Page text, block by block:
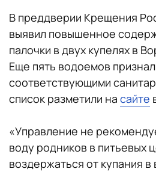
В преддверии Крещения
выявил повышенное
палочки в двух купелях в
Еще пять водоемов
соответствующими
список разметили на сайте
«Управление не
воду родников в питьевых
воздержаться от купания